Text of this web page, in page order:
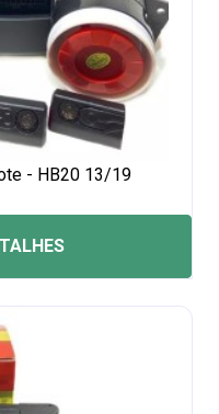
- HB20 13/19